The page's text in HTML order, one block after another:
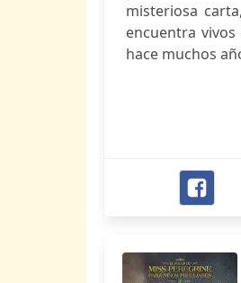
misteriosa
encuentra
hace muchos